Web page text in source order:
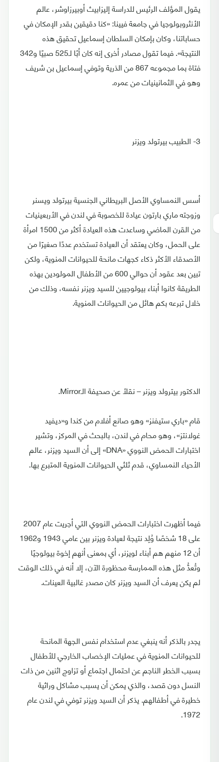
يقول المؤلف الرئيس للدراسة إليزابيث أوبيرزاوشر، عالم
الأنثروبولوجيا في جامعة فيينا: «كنا دقيقين بقدر الإمكان في
حساباتنا، وكان بإمكان السلطان إسماعيل تحقيق هذه
النتيجة». فيما تقول مصادر أخرى إنه كان أبًا لـ525 صبيًا و342
فتاة بما مجموعه 867 من الذرية وتوفي إسماعيل بن شريف
وهو في الثمانينيات من عمره.
3- الطبيب بيرتولد ويزنر
أسس النمساوي الأصل البريطاني الجنسية بيرتولد ويسنر
وزوجته ماري بارتون عيادة للخصوبة في لندن في الأربعينيات
من القرن الماضي وساعدت هذه العيادة أكثر من 1500 امرأة
على الحمل، وكان يعتقد أن العيادة تستخدم عددًا صغيرًا من
الأصدقاء الأكثر ذكاء كجهات مانحة للحيوانات المنوية، ولكن
تبين بعد عقود أن حوالي 600 من الأطفال المولودين بهذه
الطريقة كانوا أبناء بيولوجيين للسيد ويزنر نفسه، وذلك من
خلال تبرعه بكم هائل من الحيوانات المنوية.
الدكتور بيترولد ويزنر – نقلًا عن صحيفة الـMirror.
قام «باري ستيفنز» وهو صانع أفلام من كندا و«ديفيد
غولانتز»، وهو محام في لندن، بالبحث في المركز، وتشير
اختبارات الحمض النووي «DNA» إلى أن السيد ويزنر، عالم
الأحياء النمساوي، قدم ثلثي الحيوانات المنوية المتبرع بها.
فيما أظهرت اختبارات الحمض النووي التي أجريت عام 2007
على 18 شخصًا وُلِد نتيجة لعيادة ويزنر بين عامي 1943 و1962
أن 12 منهم هم أبناء لويزنر، أي بمعنى أنهم إخوة بيولوجيًا
وتُعدُّ مثل هذه الممارسة محظورة الآن، إلا أنه في ذلك الوقت
لم يكن يعرف أن السيد ويزنر كان مصدر غالبية العينات.
يجدر بالذكر أنه ينبغي عدم استخدام نفس الجهة المانحة
للحيوانات المنوية في عمليات الإخصاب الخارجي للأطفال
بسبب الخطر الناجم عن احتمال اجتماع أو تزاوج اثنين من ذات
النسل دون قصد، والذي يمكن أن يسبب مشاكل وراثية
خطيرة في أطفالهم. يذكر أن السيد ويزنر توفي في لندن عام
1972.